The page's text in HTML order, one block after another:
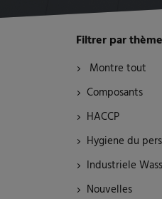
Filtrer par thème
Montre tout
Composants
HACCP
Hygiene du
Industriele
Nouvelles